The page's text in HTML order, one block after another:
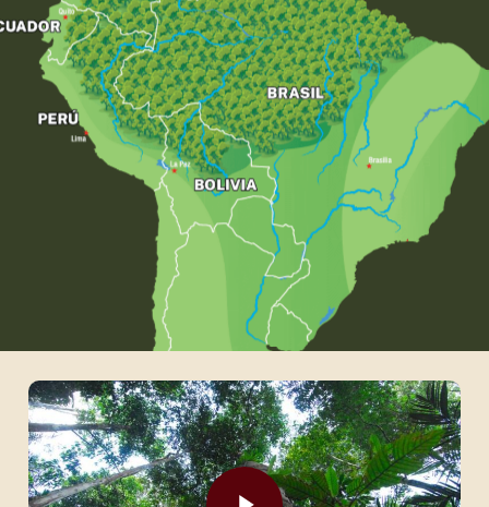
Play Video
Play Video